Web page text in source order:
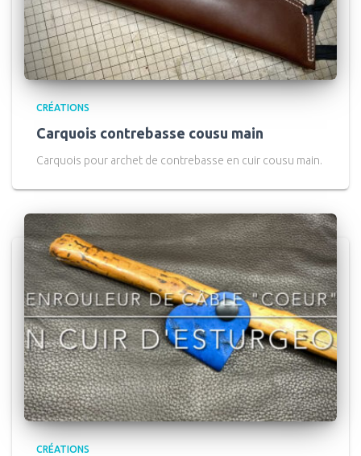
CRÉATIONS
Carquois contrebasse cousu main
Carquois pour archet de contrebasse en cuir cousu main.
CRÉATIONS